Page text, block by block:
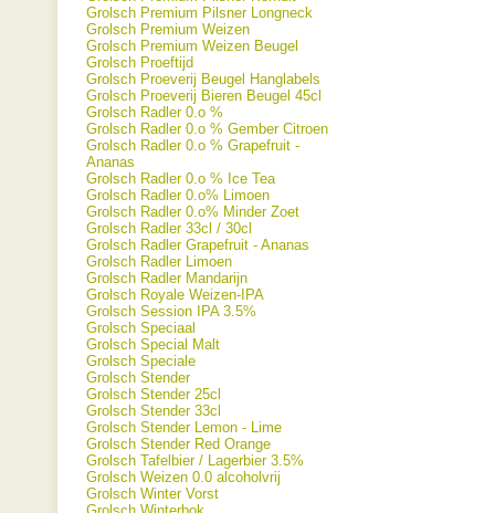
Grolsch Premium Pilsner Longneck
Grolsch Premium Weizen
Grolsch Premium Weizen Beugel
Grolsch Proeftijd
Grolsch Proeverij Beugel Hanglabels
Grolsch Proeverij Bieren Beugel 45cl
Grolsch Radler 0.o %
Grolsch Radler 0.o % Gember Citroen
Grolsch Radler 0.o % Grapefruit -
Ananas
Grolsch Radler 0.o % Ice Tea
Grolsch Radler 0.o% Limoen
Grolsch Radler 0.o% Minder Zoet
Grolsch Radler 33cl / 30cl
Grolsch Radler Grapefruit - Ananas
Grolsch Radler Limoen
Grolsch Radler Mandarijn
Grolsch Royale Weizen-IPA
Grolsch Session IPA 3.5%
Grolsch Speciaal
Grolsch Special Malt
Grolsch Speciale
Grolsch Stender
Grolsch Stender 25cl
Grolsch Stender 33cl
Grolsch Stender Lemon - Lime
Grolsch Stender Red Orange
Grolsch Tafelbier / Lagerbier 3.5%
Grolsch Weizen 0.0 alcoholvrij
Grolsch Winter Vorst